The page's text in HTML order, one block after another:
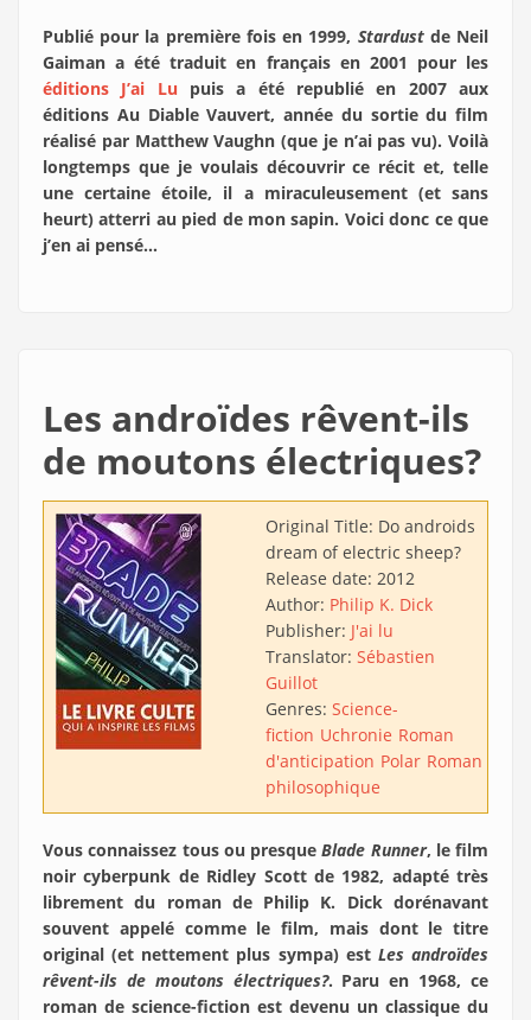
Publié pour la première fois en 1999, Stardustde Neil
Gaiman a été traduit en français en 2001 pour les
éditions J’ai Lu puis a été republié en 2007 aux
éditions Au Diable Vauvert, année du sortie du film
réalisé par Matthew Vaughn (que je n’ai pas vu). Voilà
longtemps que je voulais découvrir ce récit et, telle
une certaine étoile, il a miraculeusement (et sans
heurt) atterri au pied de mon sapin. Voici donc ce que
j’en ai pensé…
Les androïdes rêvent-ils
de moutons électriques?
Original Title: Do androids
dream of electric sheep?
Release date: 2012
Author: Philip K. Dick
Publisher: J'ai lu
Translator: Sébastien
Guillot
Genres: Science-
fiction Uchronie Roman
d'anticipation Polar Roman
philosophique
Vous connaissez tous ou presqueBlade Runner, le film
noir cyberpunk de Ridley Scott de 1982, adapté très
librement du roman de Philip K. Dick dorénavant
souvent appelé comme le film, mais dont le titre
original (et nettement plus sympa) est Les androïdes
rêvent-ils de moutons électriques?. Paru en 1968, ce
roman de science-fiction est devenu un classique du